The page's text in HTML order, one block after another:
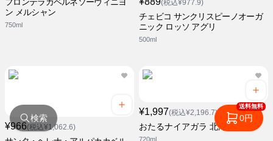
ン メルシャン
750ml
(税込¥977.9)
チェビコ サンクリスピーノオーガ
ニック ロッソ アグリ
500ml
¥966(税込¥1,062.6)
¥1,997(税込¥2,196.7)
おたるナイアガラ 北海道ワイン
720ml
検索
送料無料
0円